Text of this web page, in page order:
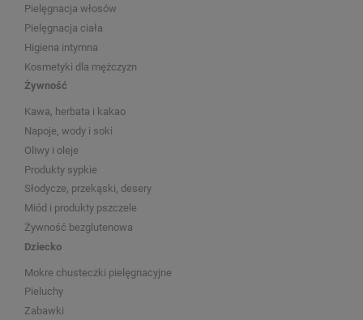
Pielęgnacja włosów
Pielęgnacja ciała
Higiena intymna
Kosmetyki dla mężczyzn
Żywność
Kawa, herbata i kakao
Napoje, wody i soki
Oliwy i oleje
Produkty sypkie
Słodycze, przekąski, desery
Miód i produkty pszczele
Żywność bezglutenowa
Dziecko
Mokre chusteczki pielęgnacyjne
Pieluchy
Zabawki